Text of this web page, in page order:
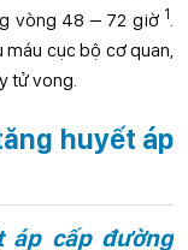
vòng 48 – 72 giờ 1.
máu cục bộ cơ quan,
tử vong.
huyết áp
áp cấp đường